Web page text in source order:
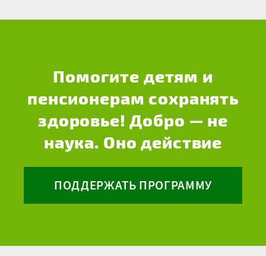
Помогите детям и
пенсионерам сохранять
здоровье! Добро — не
наука. Оно действие
ПОДДЕРЖАТЬ ПРОГРАММУ